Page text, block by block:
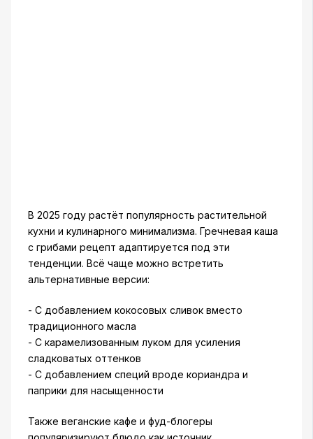
В 2025 году растёт популярность растительной
кухни и кулинарного минимализма. Гречневая каша
с грибами рецепт адаптируется под эти
тенденции. Всё чаще можно встретить
альтернативные версии:
- С добавлением кокосовых сливок вместо
традиционного масла
- С карамелизованным луком для усиления
сладковатых оттенков
- С добавлением специй вроде кориандра и
паприки для насыщенности
Также веганские кафе и фуд-блогеры